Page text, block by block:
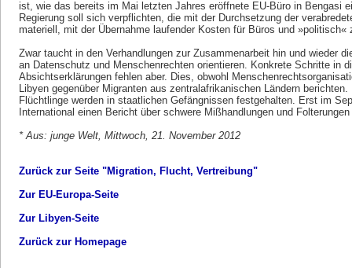
ist, wie das bereits im Mai letzten Jahres eröffnete EU-Büro in Bengasi
Regierung soll sich verpflichten, die mit der Durchsetzung der
materiell, mit der Übernahme laufender Kosten für Büros und »politisch«
Zwar taucht in den Verhandlungen zur Zusammenarbeit hin und wieder
an Datenschutz und Menschenrechten orientieren. Konkrete Schritte in
Absichtserklärungen fehlen aber. Dies, obwohl
Libyen gegenüber Migranten aus zentralafrikanischen Ländern
Flüchtlinge werden in staatlichen Gefängnissen festgehalten. Erst im
International einen Bericht über schwere Mißhandlungen und
* Aus: junge Welt, Mittwoch, 21. November 2012
Zurück zur Seite "Migration, Flucht, Vertreibung"
Zur EU-Europa-Seite
Zur Libyen-Seite
Zurück zur Homepage